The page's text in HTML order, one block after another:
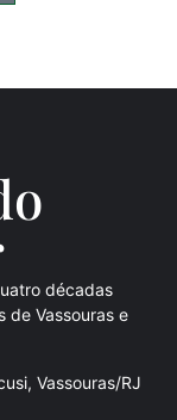
décadas
de Vassouras e
Vassouras/RJ